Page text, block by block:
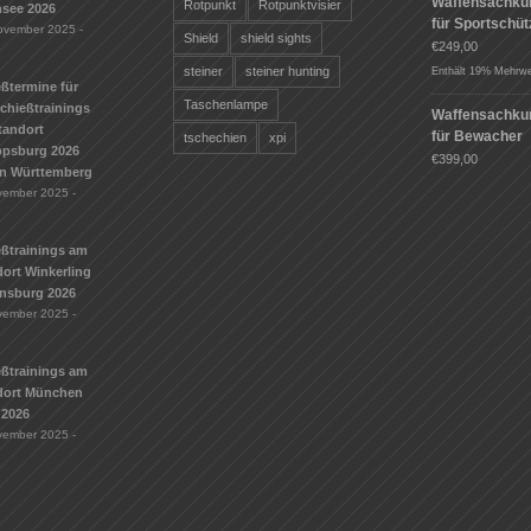
2026
2025 -
für
2026
Württemberg
2025 -
am
Winkerling
2026
2025 -
am
München
2025 -
Rotpunkt Rotpunktvisier
Shield shield sights
steiner steiner hunting
Taschenlampe
tschechien xpi
für
€249,00
Enthält 19%
für Bewacher
€399,00